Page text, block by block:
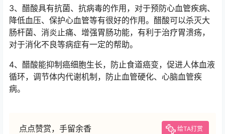
3、醋酸具有抗菌、抗病毒的作用，对于预防心血管疾病、
降低血压、保护心血管等有很好的作用。醋酸可以杀灭大
肠杆菌、消炎止痛、增强胃肠功能，有利于治疗胃溃疡，
对于消化不良等病症有一定的帮助。
4、醋酸能抑制癌细胞生长，防止食道癌变，促进人体血液
循环，调节体内代谢机制，防止血管硬化、心脑血管疾
病。
点点赞赏，手留余香 给TA打赏